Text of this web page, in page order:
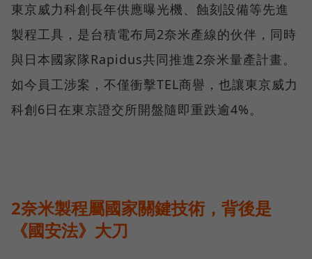
東京威力科創長年供應曝光機、蝕刻設備等先進
製程工具，是台積電布局2奈米產線的伙伴，同時
與日本國家隊Rapidus共同推進2奈米量產計畫。
如今員工涉案，不僅衝擊TEL商譽，也讓東京威力
科創6日在東京證交所開盤隨即重跌逾4%。
2奈米製程屬國家關鍵技術，背後是
《國安法》大刀